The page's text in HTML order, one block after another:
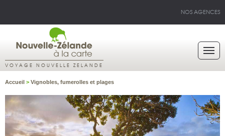
NOS AGENCES
VOYAGE NOUVELLE ZELANDE
Accueil > Vignobles, fumerolles et plages